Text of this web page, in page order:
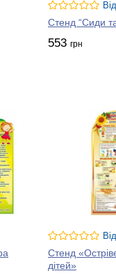
Стенд “Сиди
553 грн
Стенд
дітей»